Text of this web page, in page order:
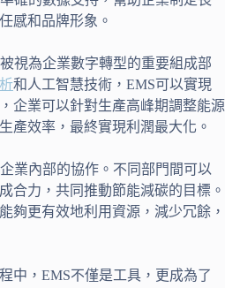
感和品牌形象。
視為企業數字轉型的重要組成部
和人工智慧技術，EMS可以實現
企業可以針對生產高峰期調整能源
產效率，最終實現利潤最大化。
業內部的協作。不同部門間可以
合力，共同推動節能減碳的目標。
夠更有效地利用資源，減少冗餘，
中，EMS不僅是工具，更成為了